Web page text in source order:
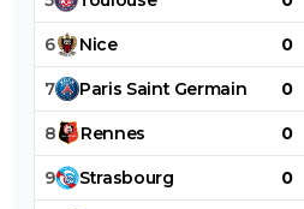
6 Nice 0
7 Paris Saint Germain 0
8 Rennes 0
9 Strasbourg 0